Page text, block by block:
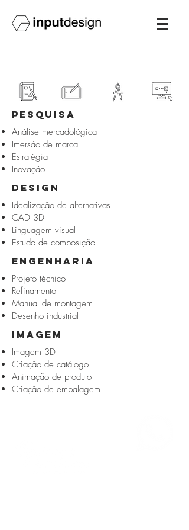
PESQUISA
Análise mercadológica
Imersão de marca
Estratégia
Inovação
DESIGN
Idealização de alternativas
CAD 3D
Linguagem visual
Estudo de composição
ENGENHARIA
Projeto técnico
Refinamento
Manual de montagem
Desenho industrial
IMAGEM
Imagem 3D
Criação de catálogo
Animação de produto
Criação de embalagem